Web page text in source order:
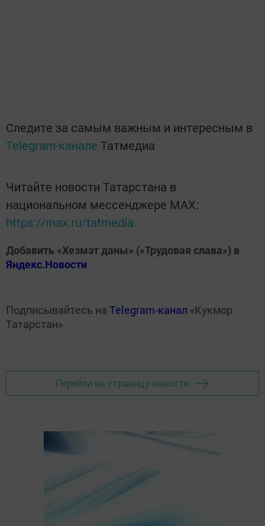
Следите за самым важным и интересным в
Telegram-канале Татмедиа
Читайте новости Татарстана в
национальном мессенджере MАХ:
https://max.ru/tatmedia
Добавить «Хезмэт даны» («Трудовая слава») в
Яндекс.Новости
Подписывайтесь на Telegram-канал «Кукмор
Татарстан»
Перейти на страницу новости